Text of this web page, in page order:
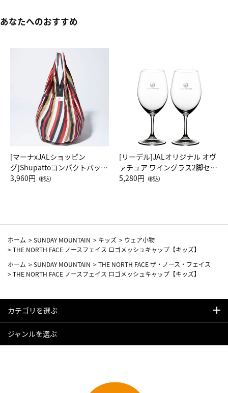
あなたへのおすすめ
[マーナxJALショッピン
グ]Shupattoコンパクトバッグ
Drop JAL客室乗務員（LC）ス
3,960円 （税込）
[リーデル]JALオリジナル オヴ
ァチュア ワイングラス2脚セッ
ト（レッドワイン）
5,280円 （税込）
ホーム >SUNDAY MOUNTAIN > キッズ > ウェア小物
>THE NORTH FACE ノースフェイス ロゴメッシュキャップ【キッズ】
ホーム >SUNDAY MOUNTAIN >THE NORTH FACE ザ・ノース・フェイス
>THE NORTH FACE ノースフェイス ロゴメッシュキャップ【キッズ】
カテゴリを選ぶ
ジャンルを選ぶ